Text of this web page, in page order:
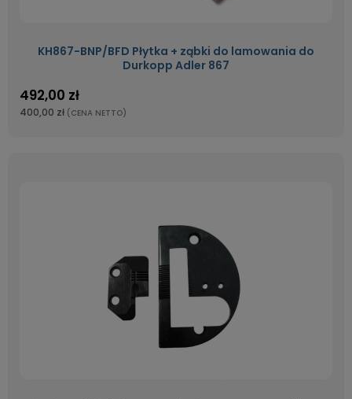
KH867-BNP/BFD Płytka + ząbki do lamowania do
Durkopp Adler 867
492,00 zł
400,00 zł (CENA NETTO)